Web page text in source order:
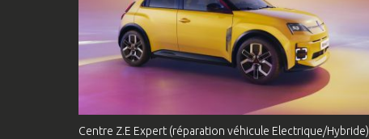
Centre Z.E Expert (réparation véhicule Electrique/Hybride)